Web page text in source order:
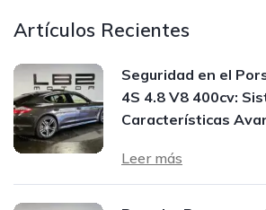
Artículos Recientes
Seguridad en el
4S 4.8 V8 400cv:
Características
Leer más